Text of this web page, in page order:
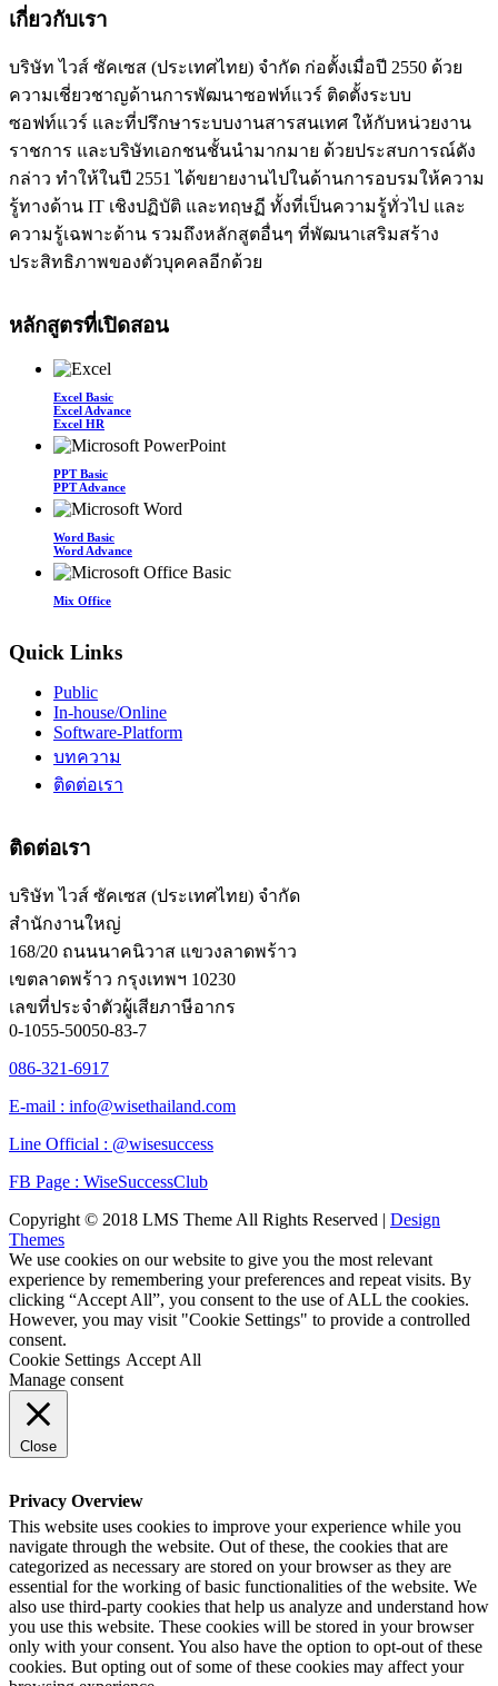
เกี่ยวกับเรา
บริษัท ไวส์ ซัคเซส (ประเทศไทย) จำกัด ก่อตั้งเมื่อปี 2550 ด้วย
ความเชี่ยวชาญด้านการพัฒนาซอฟท์แวร์ ติดตั้งระบบ
ซอฟท์แวร์ และที่ปรึกษาระบบงานสารสนเทศ ให้กับหน่วยงาน
ราชการ และบริษัทเอกชนชั้นนำมากมาย ด้วยประสบการณ์ดัง
กล่าว ทำให้ในปี 2551 ได้ขยายงานไปในด้านการอบรมให้ความ
รู้ทางด้าน IT เชิงปฏิบัติ และทฤษฏี ทั้งที่เป็นความรู้ทั่วไป และ
ความรู้เฉพาะด้าน รวมถึงหลักสูตอื่นๆ ที่พัฒนาเสริมสร้าง
ประสิทธิภาพของตัวบุคคลอีกด้วย
หลักสูตรที่เปิดสอน
Excel Basic
Excel Advance
Excel HR
PPT Basic
PPT Advance
Word Basic
Word Advance
Mix Office
Quick Links
Public
In-house/Online
Software-Platform
บทความ
ติดต่อเรา
ติดต่อเรา
บริษัท ไวส์ ซัคเซส (ประเทศไทย) จำกัด
สำนักงานใหญ่
168/20 ถนนนาคนิวาส แขวงลาดพร้าว
เขตลาดพร้าว กรุงเทพฯ 10230
เลขที่ประจำตัวผู้เสียภาษีอากร
0-1055-50050-83-7
086-321-6917
E-mail : info@wisethailand.com
Line Official : @wisesuccess
FB Page : WiseSuccessClub
Copyright © 2018 LMS Theme All Rights Reserved | Design
Themes
We use cookies on our website to give you the most relevant
experience by remembering your preferences and repeat visits. By
clicking “Accept All”, you consent to the use of ALL the cookies.
However, you may visit "Cookie Settings" to provide a controlled
consent.
Cookie Settings Accept All
Manage consent
Close
Privacy Overview
This website uses cookies to improve your experience while you
navigate through the website. Out of these, the cookies that are
categorized as necessary are stored on your browser as they are
essential for the working of basic functionalities of the website. We
also use third-party cookies that help us analyze and understand how
you use this website. These cookies will be stored in your browser
only with your consent. You also have the option to opt-out of these
cookies. But opting out of some of these cookies may affect your